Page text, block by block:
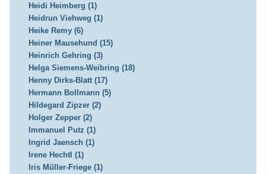
Heidi Heimberg (1)
Heidrun Viehweg (1)
Heike Remy (6)
Heiner Mausehund (15)
Heinrich Gehring (3)
Helga Siemens-Weibring (18)
Henny Dirks-Blatt (17)
Hermann Bollmann (5)
Hildegard Zipzer (2)
Holger Zepper (2)
Immanuel Putz (1)
Ingrid Jaensch (1)
Irene Hechtl (1)
Iris Müller-Friege (1)